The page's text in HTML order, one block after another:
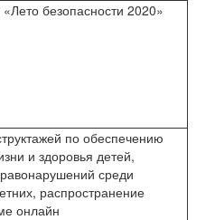
безопасности 2020»
по обеспечению
и здоровья детей,
среди
распространение
онлайн